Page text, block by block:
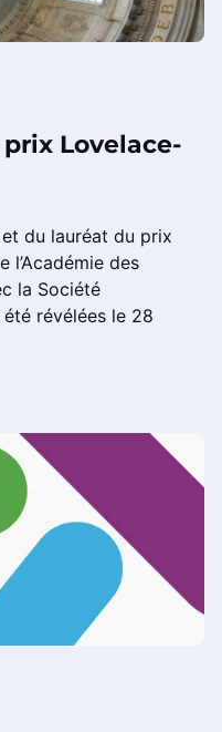
Lovelace-
du lauréat du prix
des
la Société
révélées le 28